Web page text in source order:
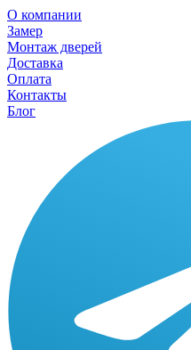
О компании
Замер
Монтаж дверей
Доставка
Оплата
Контакты
Блог